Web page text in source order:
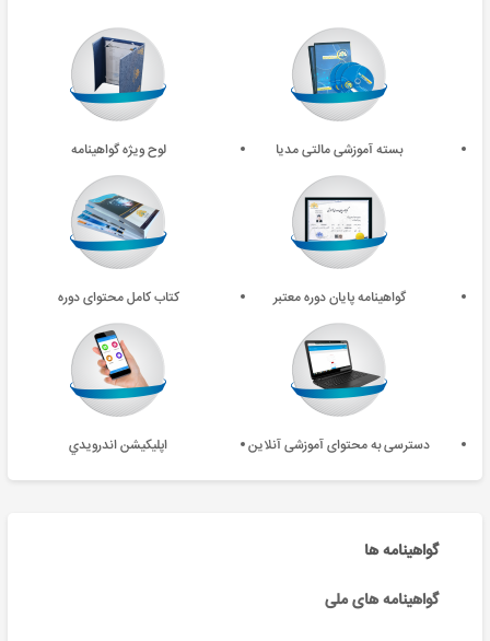
بسته آموزشی مالتی مدیا لوح ویژه گواهینامه
گواهینامه پایان دوره معتبر کتاب کامل محتوای دوره
دسترسی به محتوای آموزشی آنلاین اپليکيشن اندرويدي
گواهینامه ها
گواهینامه های ملی